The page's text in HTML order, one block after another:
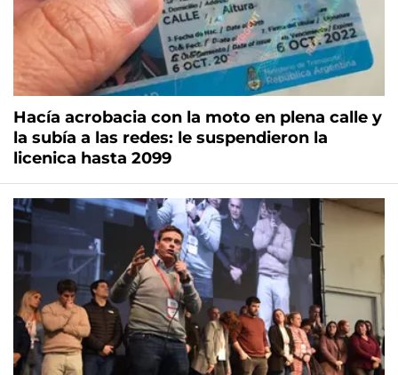
Hacía acrobacia con la moto en plena calle y
la subía a las redes: le suspendieron la
licenica hasta 2099